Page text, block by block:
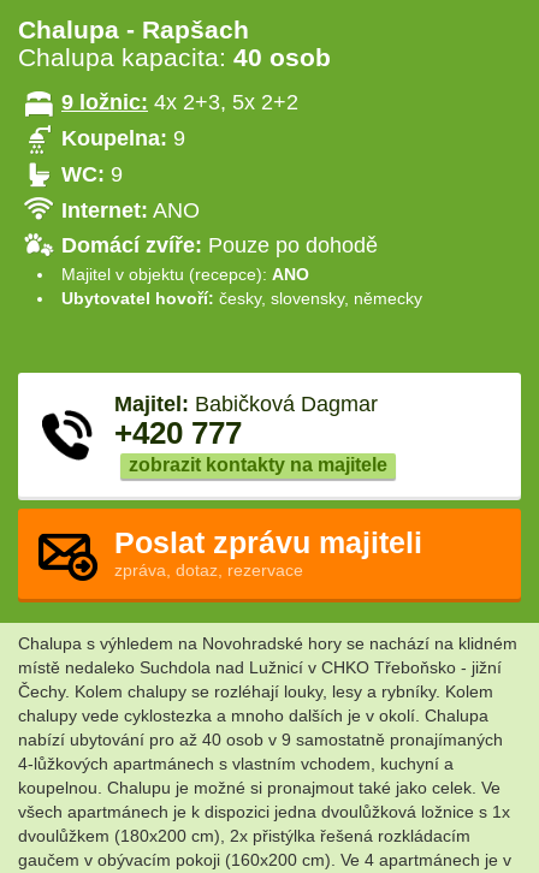
Chalupa - Rapšach
Chalupa kapacita: 40 osob
9 ložnic: 4x 2+3, 5x 2+2
Koupelna: 9
WC: 9
Internet: ANO
Domácí zvíře: Pouze po dohodě
Majitel v objektu (recepce): ANO
Ubytovatel hovoří: česky, slovensky, německy
Majitel: Babičková Dagmar
+420 777
zobrazit kontakty na majitele
Poslat zprávu majiteli
zpráva, dotaz, rezervace
Chalupa s výhledem na Novohradské hory se nachází na klidném
místě nedaleko Suchdola nad Lužnicí v CHKO Třeboňsko - jižní
Čechy. Kolem chalupy se rozléhají louky, lesy a rybníky. Kolem
chalupy vede cyklostezka a mnoho dalších je v okolí. Chalupa
nabízí ubytování pro až 40 osob v 9 samostatně pronajímaných
4-lůžkových apartmánech s vlastním vchodem, kuchyní a
koupelnou. Chalupu je možné si pronajmout také jako celek. Ve
všech apartmánech je k dispozici jedna dvoulůžková ložnice s 1x
dvoulůžkem (180x200 cm), 2x přistýlka řešená rozkládacím
gaučem v obývacím pokoji (160x200 cm). Ve 4 apartmánech je v